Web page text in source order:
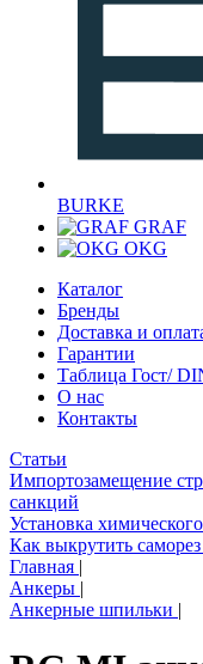
BURKE
GRAF
OKG
Каталог
Бренды
Доставка и
Гарантии
Таблица Гост/
О нас
Контакты
Статьи
Импортозамещение
санкций
Установка
Как выкрутить
Главная |
Анкеры |
Анкерные шпильки |